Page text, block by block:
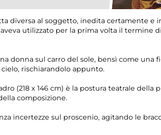
diversa al soggetto, inedita certamente e
utilizzato per la prima volta il termine
donna sul carro del sole, bensì come una
rischiarandolo appunto.
(218 x 146 cm) è la postura teatrale
composizione.
incertezze sul proscenio, agitando le